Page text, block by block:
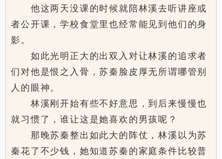
他这两天没课的时候就陪林溪去听讲座或
者公开课，学校食堂里也经常能见到他们的身
影。
如此光明正大的出双入对让林溪的追求者
们对他是恨之入骨，苏秦脸皮厚无所谓哪管别
人的眼神。
林溪刚开始有些不好意思，到后来慢慢也
就习惯了，谁让这是她喜欢的男孩呢？
那晚苏秦整出如此大的阵仗，林溪以为苏
秦花了不少钱，她知道苏秦的家庭条件比较普